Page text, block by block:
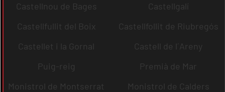
Castellnou de Bages
Castellgalí
Castellfullit del Boix
Castellfollit de Riubregós
Castellet i la Gornal
Castell de l´Areny
Puig-reig
Premià de Mar
Monistrol de Montserrat
Monistrol de Calders